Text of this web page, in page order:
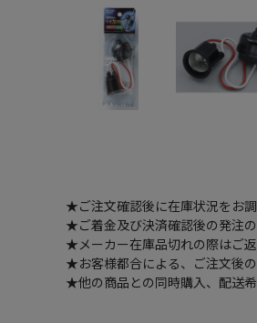
★ご注文確認後に在庫状況をお調
★ご着金及び決済確認後の発注
★メーカー在庫品切れの際はご
★お客様都合による、ご注文後
★他の商品との同時購入、配送